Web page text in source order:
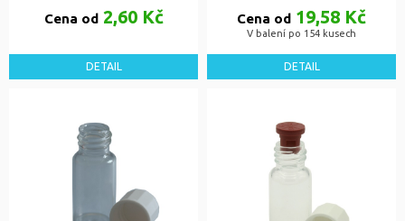
Cena od2,60 Kč
DETAIL
Cena od 19,58 Kč
V balení po 154 kusech
DETAIL